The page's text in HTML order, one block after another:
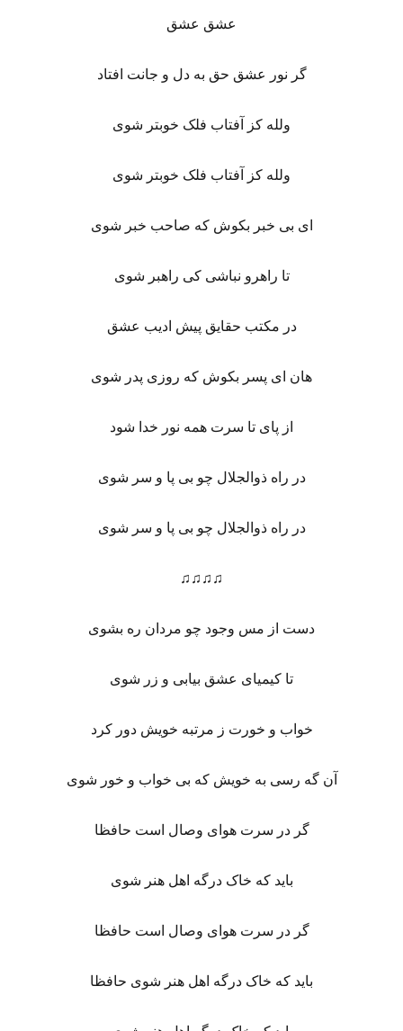
عشق عشق
گر نور عشق حق به دل و جانت افتاد
ولله کز آفتاب فلک خوبتر شوی
ولله کز آفتاب فلک خوبتر شوی
ای بی‌ خبر بکوش که صاحب خبر شوی
تا راهرو نباشی کی راهبر شوی
در مکتب حقایق پیش ادیب عشق
هان ای پسر بکوش که روزی پدر شوی
از پای تا سرت همه نور خدا شود
در راه ذوالجلال چو بی پا و سر شوی
در راه ذوالجلال چو بی پا و سر شوی
♫♫♫♫
دست از مس وجود چو مردان ره بشوی
تا کیمیای عشق بیابی و زر شوی
خواب و خورت ز مرتبه خویش دور کرد
آن گه رسی به خویش که بی خواب و خور شوی
گر در سرت هوای وصال است حافظا
باید که خاک درگه اهل هنر شوی
گر در سرت هوای وصال است حافظا
باید که خاک درگه اهل هنر شوی حافظا